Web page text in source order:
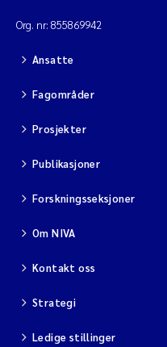
Org. nr: 855869942
Ansatte
Fagområder
Prosjekter
Publikasjoner
Forskningsseksjoner
Om NIVA
Kontakt oss
Strategi
Ledige stillinger